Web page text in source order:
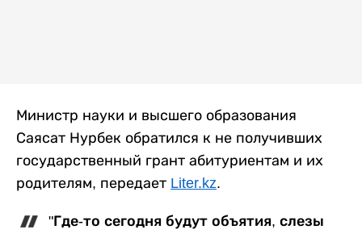
Министр науки и высшего образования
Саясат Нурбек обратился к не получивших
государственный грант абитуриентам и их
родителям, передает Liter.kz.
"Где-то сегодня будут объятия, слезы